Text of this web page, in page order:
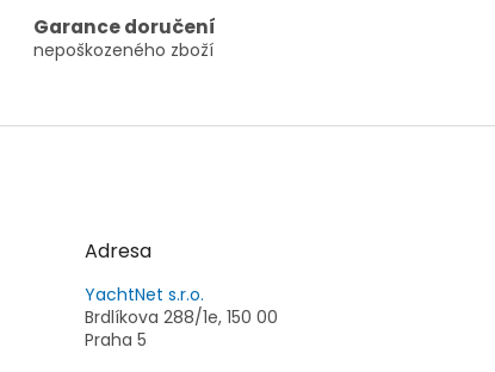
Garance doručení
nepoškozeného zboží
Adresa
YachtNet s.r.o.
Brdlíkova 288/1e, 150 00
Praha 5